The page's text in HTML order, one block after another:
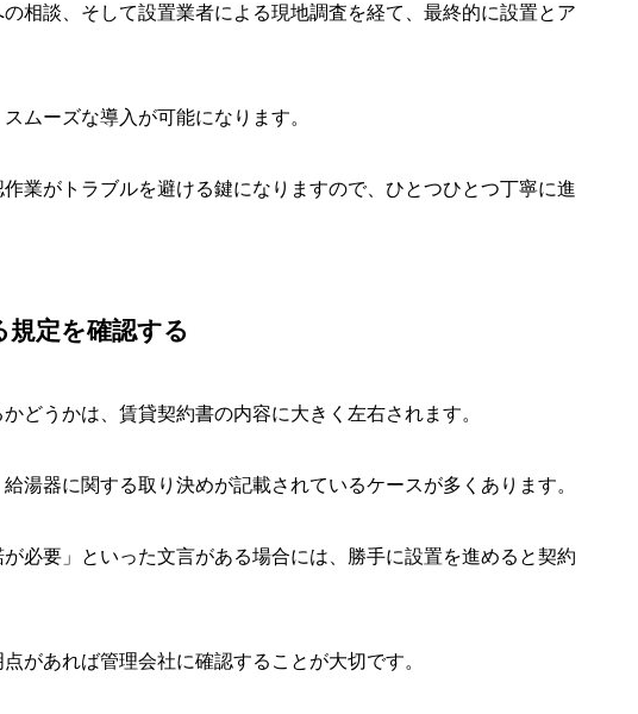
相談、そして設置業者による現地調査を経て、最終的に設置とア
ムーズな導入が可能になります。
業がトラブルを避ける鍵になりますので、ひとつひとつ丁寧に進
規定を確認する
どうかは、賃貸契約書の内容に大きく左右されます。
湯器に関する取り決めが記載されているケースが多くあります。
必要」といった文言がある場合には、勝手に設置を進めると契約
があれば管理会社に確認することが大切です。